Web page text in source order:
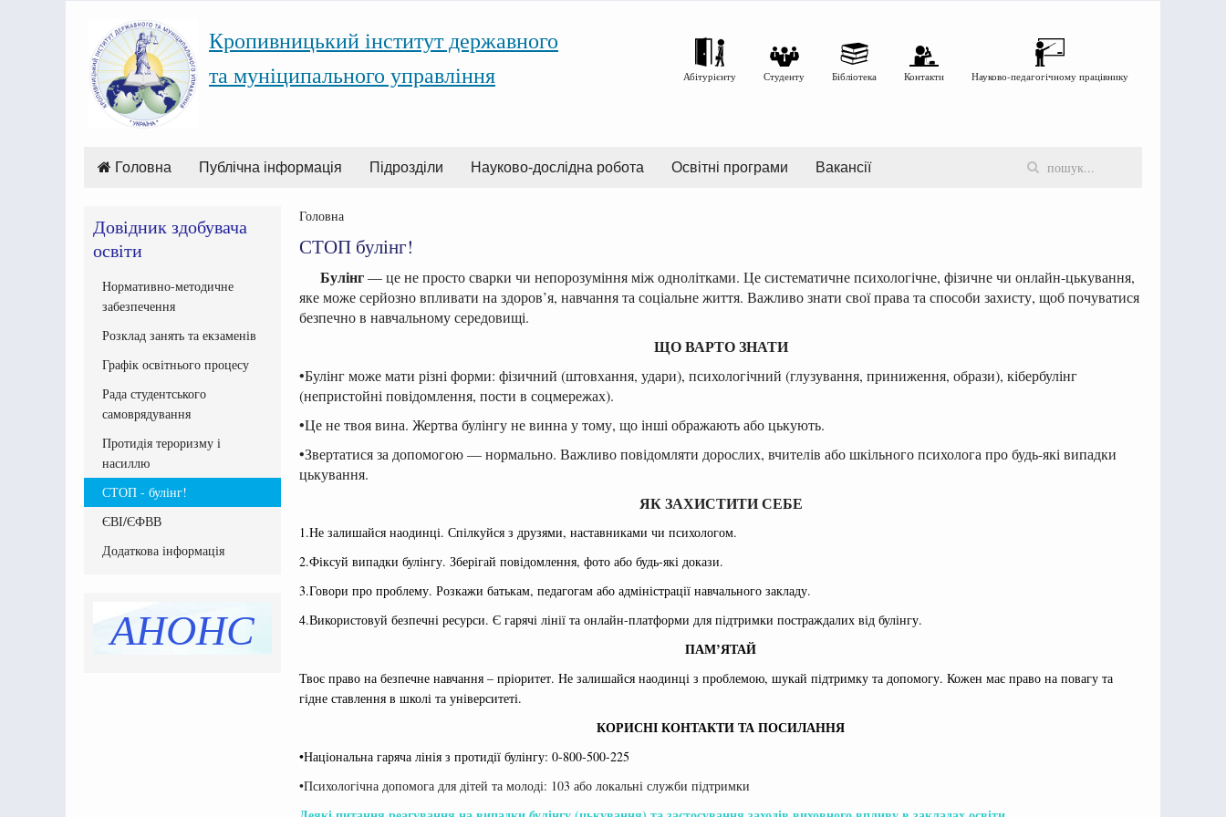
Кропивницький інститут державного
та муніципального управління
Абітурієнту Студенту Бібліотека Контакти Науково-педагогічному працівнику
Головна Публічна інформація Підрозділи Науково-дослідна робота Освітні програми Вакансії
Головна
СТОП булінг!
Булінг— це не просто сварки чи непорозуміння між однолітками. Це систематичне психологічне, фізичне чи онлайн-цькування,
яке може серйозно впливати на здоров’я, навчання та соціальне життя. Важливо знати свої права та способи захисту, щоб почуватися
безпечно в навчальному середовищі.
ЩО ВАРТО ЗНАТИ
•Булінг може мати різні форми: фізичний (штовхання, удари), психологічний (глузування, приниження, образи), кібербулінг
(непристойні повідомлення, пости в соцмережах).
•Це не твоя вина. Жертва булінгу не винна у тому, що інші ображають або цькують.
•Звертатися за допомогою — нормально. Важливо повідомляти дорослих, вчителів або шкільного психолога про будь-які випадки
цькування.
ЯК ЗАХИСТИТИ СЕБЕ
1.Не залишайся наодинці. Спілкуйся з друзями, наставниками чи психологом.
2.Фіксуй випадки булінгу. Зберігай повідомлення, фото або будь-які докази.
3.Говори про проблему. Розкажи батькам, педагогам або адміністрації навчального закладу.
4.Використовуй безпечні ресурси. Є гарячі лінії та онлайн-платформи для підтримки постраждалих від булінгу.
ПАМ’ЯТАЙ
Твоє право на безпечне навчання – пріоритет. Не залишайся наодинці з проблемою, шукай підтримку та допомогу. Кожен має право на повагу та
гідне ставлення в школі та університеті.
КОРИСНІ КОНТАКТИ ТА ПОСИЛАННЯ
•Національна гаряча лінія з протидії булінгу: 0-800-500-225
•Психологічна допомога для дітей та молоді: 103 або локальні служби підтримки
Довідник здобувача
освіти
Нормативно-методичне
забезпечення
Розклад занять та екзаменів
Графік освітнього процесу
Рада студентського
самоврядування
Протидія тероризму і
насиллю
СТОП - булінг!
ЄВІ/ЄФВВ
Додаткова інформація
АНОНС